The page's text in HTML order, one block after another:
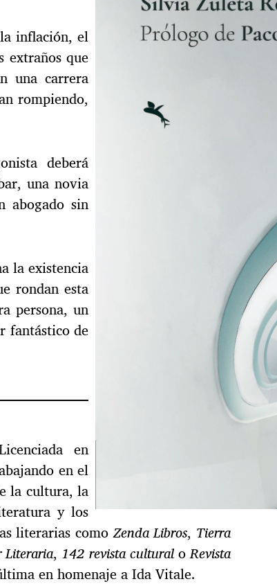
inflación, el
extraños que
una carrera
rompiendo,
deberá
una novia
abogado sin
la existencia
rondan esta
persona, un
fantástico de
en
en el
la cultura, la
y los
literarias comoZenda Libros, Tierra
Literaria, 142 revistaculturaloRevista
en homenaje a Ida Vitale.